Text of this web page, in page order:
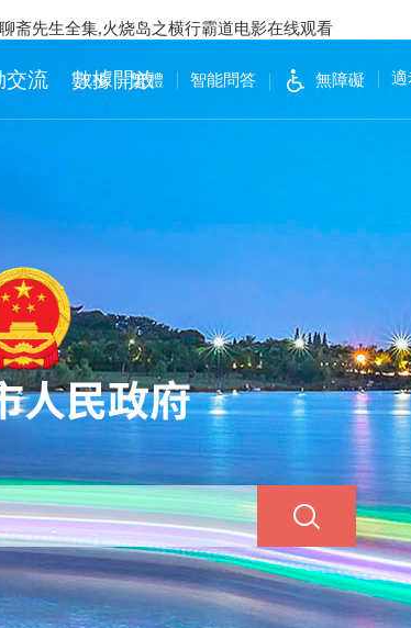
斋先生全集,火烧岛之横行霸道电影在线观看
EN 繁體 智能問答 無障礙 適
交流 數據開放